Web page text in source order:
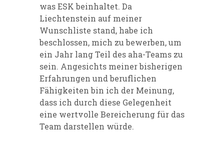
was ESK beinhaltet. Da
Liechtenstein auf meiner
Wunschliste stand, habe ich
beschlossen, mich zu bewerben, um
ein Jahr lang Teil des aha-Teams zu
sein. Angesichts meiner bisherigen
Erfahrungen und beruflichen
Fähigkeiten bin ich der Meinung,
dass ich durch diese Gelegenheit
eine wertvolle Bereicherung für das
Team darstellen würde.